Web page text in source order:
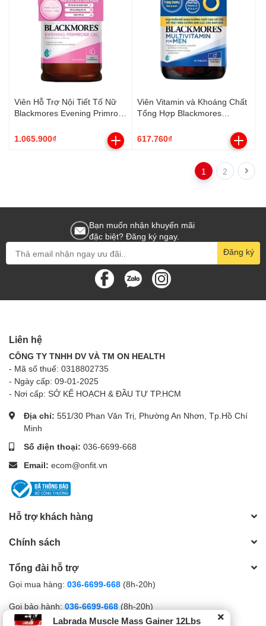
Viên Hỗ Trợ Nội Tiết Tố Nữ
Blackmores Evening Primrose
1.065.900₫
Viên Vitamin và Khoáng Chất
Tổng Hợp Blackmores
viên)
617.760₫
1 2
Bạn muốn nhận khuyến mãi
đặc biệt? Đăng ký ngay.
Đăng ký
Liên hệ
CÔNG TY TNHH DV VÀ TM ON HEALTH
- Mã số thuế: 0318802735
- Ngày cấp: 09-01-2025
- Nơi cấp: SỞ KẾ HOẠCH & ĐẦU TƯ TP.HCM
Địa chỉ: 551/30 Phan Văn Trị, Phường An Nhơn, Tp.Hồ Chí
Minh
Số điện thoại: 036-6699-668
Email: ecom@onfit.vn
Hỗ trợ khách hàng
Chính sách
Tổng đài hỗ trợ
Gọi mua hàng: 036-6699-668 (8h-20h)
Gọi bảo hành: 036-6699-668 (8h-20h)
Labrada Muscle Mass Gainer 12Lbs